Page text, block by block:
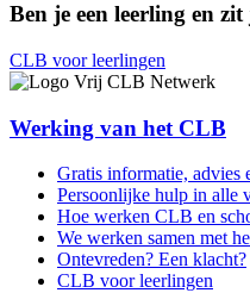
Ben je een leerling en zit
CLB voor leerlingen
Werking van het CLB
Gratis informatie, advies
Persoonlijke hulp in alle
Hoe werken CLB en
We werken samen met
Ontevreden? Een klacht?
CLB voor leerlingen